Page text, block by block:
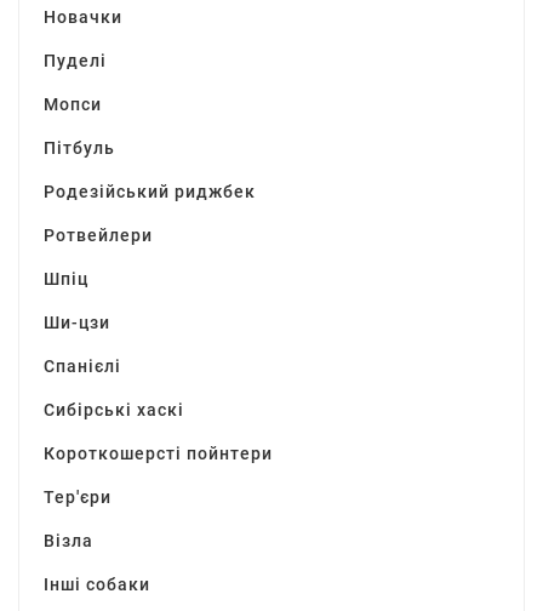
Новачки
Пуделі
Мопси
Пітбуль
Родезійський риджбек
Ротвейлери
Шпіц
Ши-цзи
Спанієлі
Сибірські хаскі
Короткошерсті пойнтери
Тер'єри
Візла
Інші собаки